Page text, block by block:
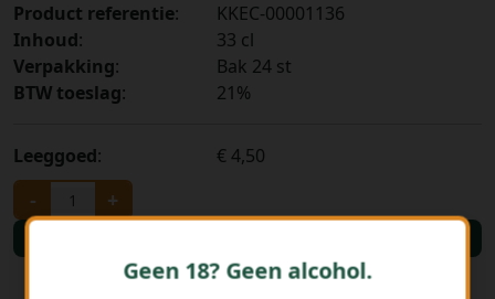
Product referentie:
KKEC-00001136
Inhoud:
33 cl
Verpakking:
Bak 24 st
BTW toeslag: 21%
Leeggoed: € 4,50
- +
Geen 18? Geen alcohol.